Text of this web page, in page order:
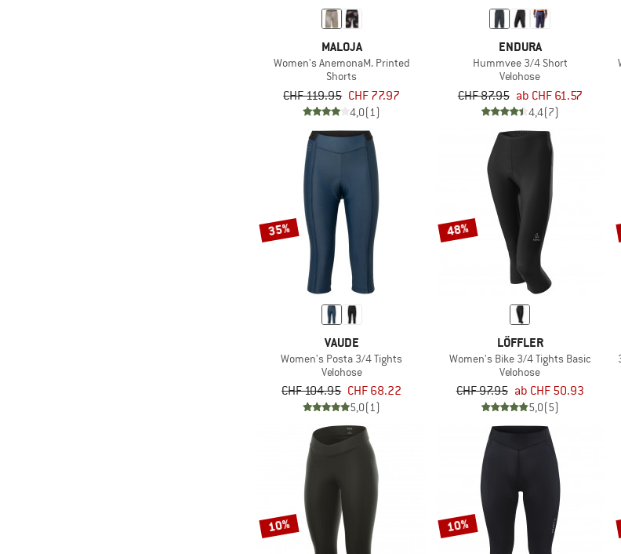
MALOJA
Women's AnemonaM. Printed
Shorts
CHF 119.95 CHF 77.97
4,0(1)
ENDURA
Hummvee 3/4 Short
Velohose
CHF 87.95 ab CHF 61.57
4,4(7)
35%
VAUDE
Women's Posta 3/4 Tights
Velohose
CHF 104.95 CHF 68.22
5,0(1)
48%
LÖFFLER
Women's Bike 3/4 Tights Basic
Velohose
CHF 97.95 ab CHF 50.93
5,0(5)
10% 10%